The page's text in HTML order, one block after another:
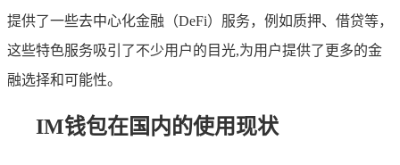
提供了一些去中心化金融（DeFi）服务，例如质押、借贷等，
这些特色服务吸引了不少用户的目光,为用户提供了更多的金
融选择和可能性。
IM钱包在国内的使用现状